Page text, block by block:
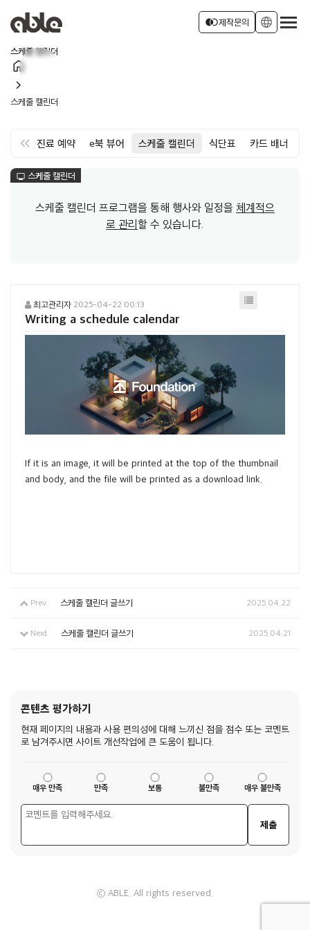
join_left제작문의 language
스케줄 캘린더
home
chevron_right
스케줄 캘린더
keyboard_double_arrow_left
면회·진료 예약 e북 뷰어 스케줄 캘린더 식단표 카드 배너
monitor 스케줄 캘린더
스케줄 캘린더 프로그램을 통해 행사와 일정을 체계적으
로 관리할 수 있습니다.
최고관리자 2025-04-22 00:13
Writing a schedule calendar
If it is an image, it will be printed at the top of the thumbnail
and body, and the file will be printed as a download link.
Prev 스케줄 캘린더 글쓰기 2025.04.22
Next 스케줄 캘린더 글쓰기 2025.04.21
콘텐츠 평가하기
현재 페이지의 내용과 사용 편의성에 대해 느끼신 점을 점수 또는 코멘트
로 남겨주시면 사이트 개선작업에 큰 도움이 됩니다.
매우 만족 만족 보통 불만족 매우 불만족
제출
ⓒ ABLE. All rights reserved.